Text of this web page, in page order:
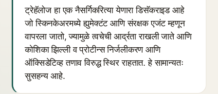
ट्रेहॅलोज हा एक नैसर्गिकरित्या येणारा डिसॅकराइड आहे
जो स्किनकेअरमध्ये ह्युमेक्टंट आणि संरक्षक एजंट म्हणून
वापरला जातो, ज्यामुळे त्वचेची आर्द्रता राखली जाते आणि
कोशिका झिल्ली व प्रोटीन्स निर्जलीकरण आणि
ऑक्सिडेटिव्ह तणाव विरुद्ध स्थिर राहतात. हे सामान्यतः
सुसहन्य आहे.